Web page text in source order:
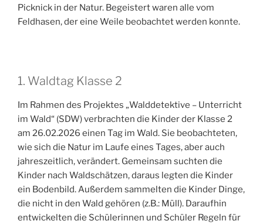
Picknick in der Natur. Begeistert waren alle vom
Feldhasen, der eine Weile beobachtet werden konnte.
1. Waldtag Klasse 2
Im Rahmen des Projektes „Walddetektive – Unterricht
im Wald“ (SDW) verbrachten die Kinder der Klasse 2
am 26.02.2026 einen Tag im Wald. Sie beobachteten,
wie sich die Natur im Laufe eines Tages, aber auch
jahreszeitlich, verändert. Gemeinsam suchten die
Kinder nach Waldschätzen, daraus legten die Kinder
ein Bodenbild. Außerdem sammelten die Kinder Dinge,
die nicht in den Wald gehören (z.B.: Müll). Daraufhin
entwickelten die Schülerinnen und Schüler Regeln für